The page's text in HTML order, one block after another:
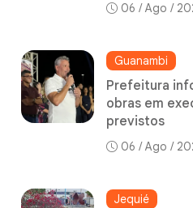
06 / Ago /
Guanambi
Prefeitura
obras em
previstos
06 / Ago /
Jequié